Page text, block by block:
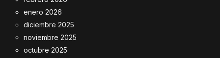
enero 2026
diciembre 2025
noviembre 2025
octubre 2025